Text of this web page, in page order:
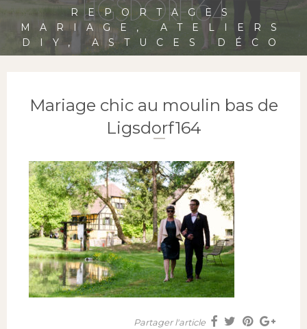
LIGSDORF164
REPORTAGES
MARIAGE, ATELIERS
DIY, ASTUCES DÉCO
Mariage chic au moulin bas de
Ligsdorf164
Partager l'article